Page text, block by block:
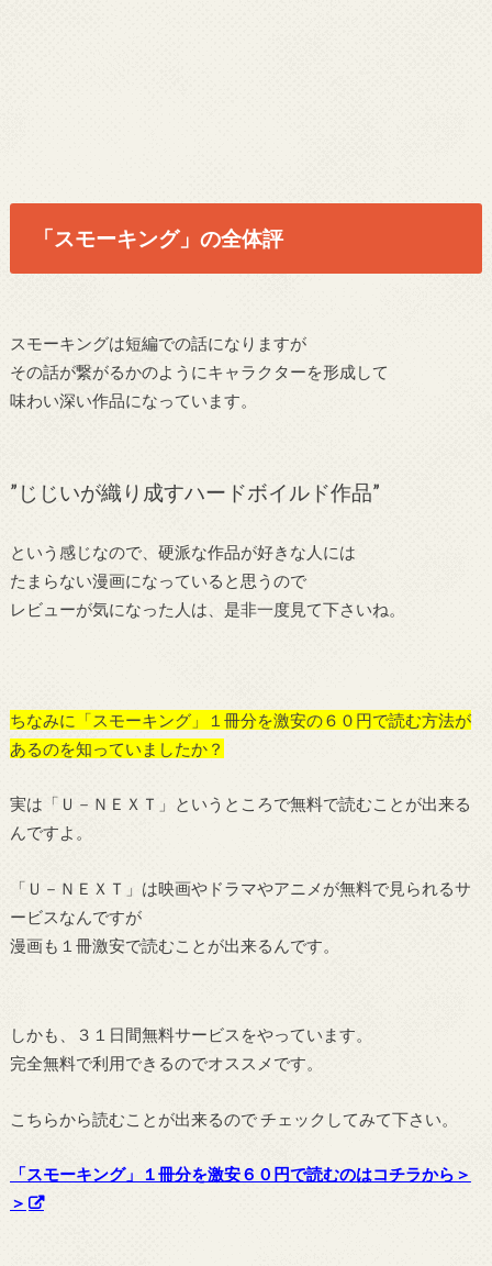
「スモーキング」の全体評
スモーキングは短編での話になりますが
その話が繋がるかのようにキャラクターを形成して
味わい深い作品になっています。
”じじいが織り成すハードボイルド作品”
という感じなので、硬派な作品が好きな人には
たまらない漫画になっていると思うので
レビューが気になった人は、是非一度見て下さいね。
ちなみに「スモーキング」１冊分を激安の６０円で読む方法が
あるのを知っていましたか？
実は「Ｕ－ＮＥＸＴ」というところで無料で読むことが出来る
んですよ。
「Ｕ－ＮＥＸＴ」は映画やドラマやアニメが無料で見られるサ
ービスなんですが
漫画も１冊激安で読むことが出来るんです。
しかも、３１日間無料サービスをやっています。
完全無料で利用できるのでオススメです。
こちらから読むことが出来るので チェックしてみて下さい。
「スモーキング」１冊分を激安６０円で読むのはコチラから＞
＞